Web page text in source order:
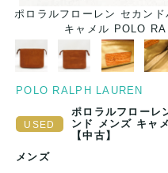
ポロラルフローレン セカン
キャメル POLO
POLO RALPH LAUREN
ポロラルフローレ
ンド メンズ キャ
【中古】
メンズ